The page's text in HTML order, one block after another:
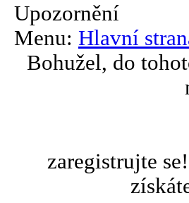
Upozornění
Menu: Hlavní
Bohužel, do
zaregistrujte